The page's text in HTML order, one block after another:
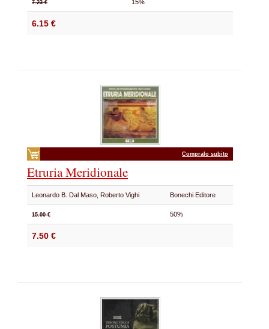
7.23 € 15%
6.15 €
Compralo subito
Etruria Meridionale
Leonardo B. Dal Maso, Roberto Vighi Bonechi Editore
15.00 € 50%
7.50 €